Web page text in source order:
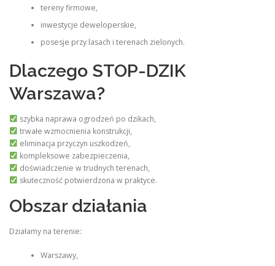
tereny firmowe,
inwestycje deweloperskie,
posesje przy lasach i terenach zielonych.
Dlaczego STOP-DZIK
Warszawa?
szybka naprawa ogrodzeń po dzikach,
trwałe wzmocnienia konstrukcji,
eliminacja przyczyn uszkodzeń,
kompleksowe zabezpieczenia,
doświadczenie w trudnych terenach,
skuteczność potwierdzona w praktyce.
Obszar działania
Działamy na terenie:
Warszawy,